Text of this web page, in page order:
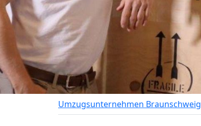
Umzugsunternehmen Braunschweig